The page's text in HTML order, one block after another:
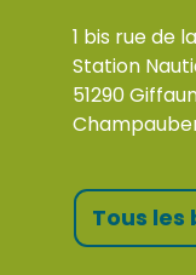
1 bis rue de
Station
51290
Tous